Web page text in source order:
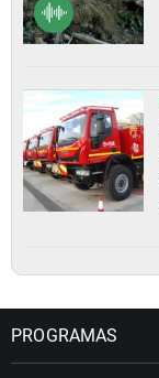
PROGRAMAS